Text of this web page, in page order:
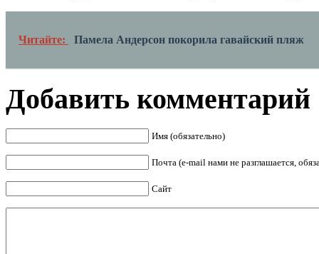
Читайте: Памела Андерсон покорила гавайский пляж
Добавить комментарий
Имя (обязательно)
Почта (e-mail нами не разглашается,
Сайт